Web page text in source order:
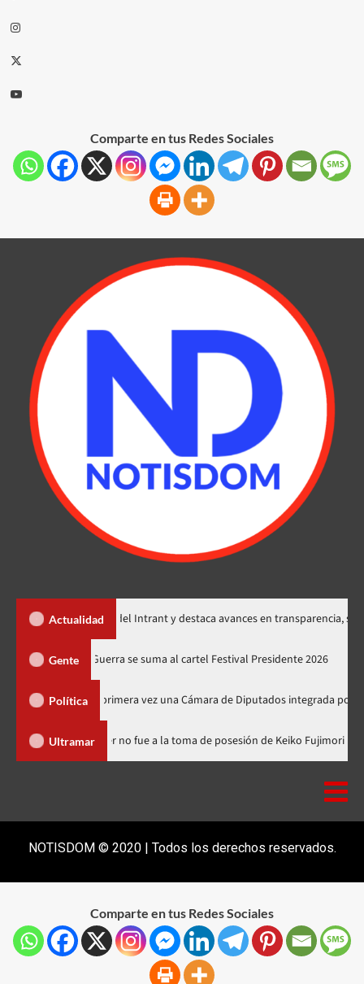
Comparte en tus Redes Sociales
Actualidad
memorias del Intrant y destaca avances en transparencia, seguridad
Gente Juan Luis Guerra se suma al cartel Festival Presidente
Política
por primera vez una Cámara de Diputados integrada por 170
Ultramar Luis Abinader no fue a la toma de posesión de Keiko
NOTISDOM © 2020 | Todos los derechos reservados.
Comparte en tus Redes Sociales